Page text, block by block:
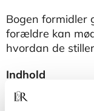
Bogen formidler
forældre kan
hvordan de
Indhold
Bogen kommer
forskellige